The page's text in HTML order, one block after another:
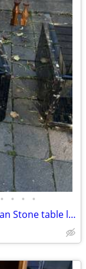
• • • •
1980s Post Modern Tessellated / Mactan Stone table lamp A436